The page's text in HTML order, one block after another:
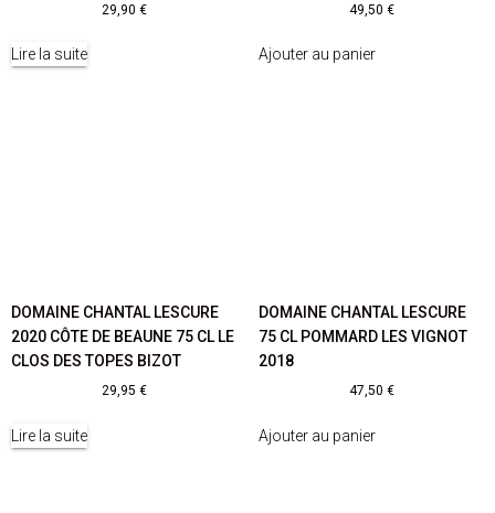
29,90 €
Lire la suite
49,50 €
Ajouter au panier
DOMAINE CHANTAL LESCURE
2020 CÔTE DE BEAUNE 75 CL LE
CLOS DES TOPES BIZOT
29,95 €
Lire la suite
DOMAINE CHANTAL LESCURE
75 CL POMMARD LES VIGNOT
2018
47,50 €
Ajouter au panier